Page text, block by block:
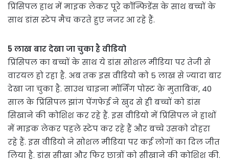
प्रिंसिपल हाथ में माइक लेकर पूरे कॉन्फिडेंस के साथ बच्चों के
साथ डांस स्टेप मैच करते हुए नजर आ रहे हैं.
5 लाख बार देखा जा चुका है वीडियो
प्रिंसिपल का बच्चों के साथ ये डांस सोशल मीडिया पर तेजी से
वारयल हो रहा है. अब तक इस वीडियो को 5 लाख से ज्यादा बार
देखा जा चुका है. साउथ चाइना मॉर्निंग पोस्ट के मुताबिक, 40
साल के प्रिंसिपल झांग पेंगफेई ने खुद से ही बच्चों को डांस
सिखाने की कोशिश कर रहे हैं. इस वीडियो में प्रिंसिपल ने हाथों
में माइक लेकर पहले स्टेप कर रहे हैं और बच्चे उसको दोहरा
रहे हैं. इस वीडियो ने सोशल मीडिया पर कई लोगों का दिल जीत
लिया है. डांस सीखा और फिर छात्रों को सीखाने की कोशिश की.